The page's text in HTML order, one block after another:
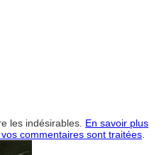
les indésirables. En savoir plus
commentaires sont traitées.